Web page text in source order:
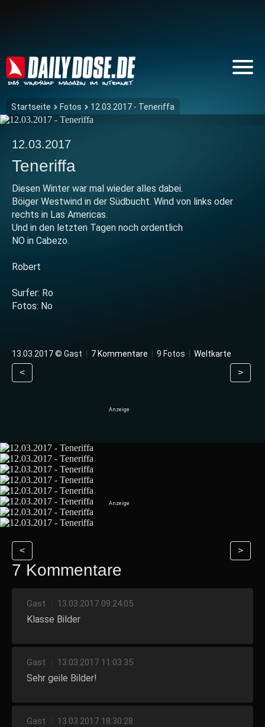
Startseite Fotos 12.03.2017 - Teneriffa
12.03.2017
Teneriffa
Diesen Winter war mal wieder alles dabei.
Böiger Westwind in der Südbucht. Wind von links oder
rechts in Las Americas.
Und in den letzten Tagen noch ordentlich
NO in Cabezo.
Robert
Surfer: Ro
Fotos: No
13.03.2017 © Gast 7 Kommentare 9 Fotos Weltkarte
< >
< >
7 Kommentare
Gast 13.03.2017 09:24:05
Klasse Bilder
Gast 13.03.2017 11:03:35
Sehr geile Bilder!
Gast 13.03.2017 18:30:28